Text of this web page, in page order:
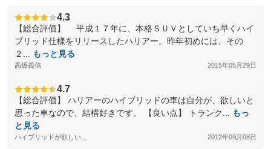
4.3
【総合評価】 平成１７年に、本格ＳＵＶとしていち早くハイ
ブリッド仕様をリリースしたハリアー。昨年初めには、その
２...
もっと見る
高坂義信 2015年05月29日
4.7
【総合評価】 ハリアーのハイブリッドの車は自分が、欲しいと
思った車なので、結構好きです。 【良い点】 トランク...
もっ
と見る
ハイブリッドが欲しい... 2012年09月08日